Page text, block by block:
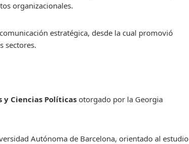
organizacionales.
estratégica, desde la cual promovió
sectores.
y Ciencias Políticasotorgado por la Georgia
Autónoma de Barcelona, orientado al estudio